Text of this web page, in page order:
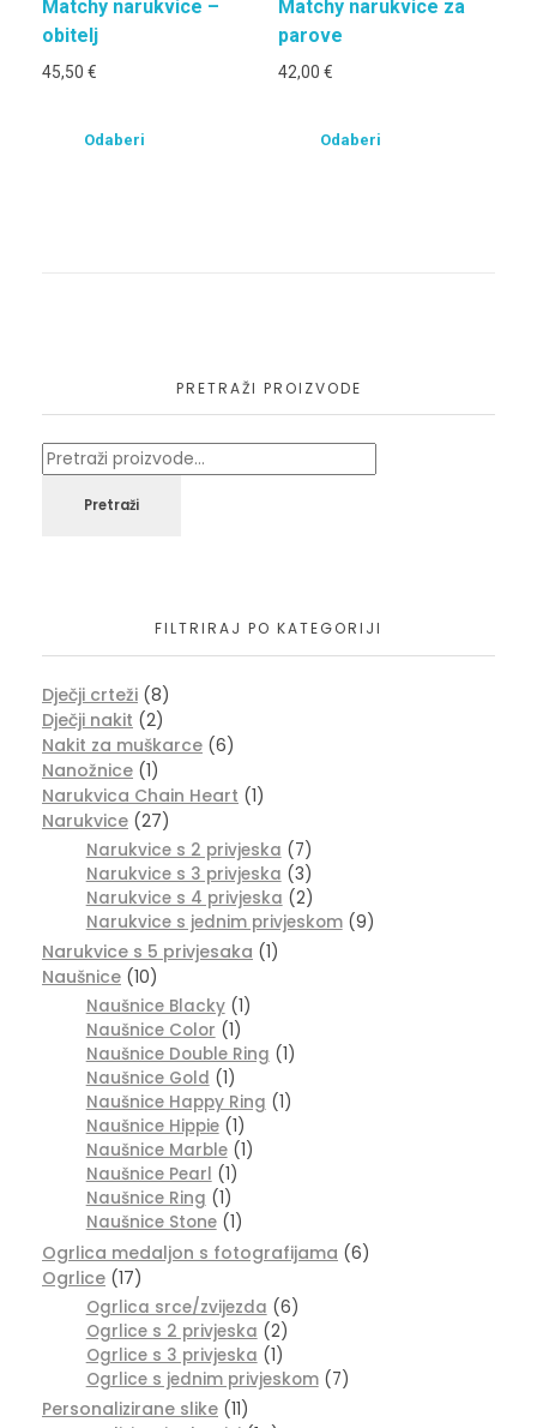
Matchy narukvice –
obitelj
45,50 €
Odaberi
Matchy narukvice za
parove
42,00 €
Odaberi
PRETRAŽI PROIZVODE
Pretraži
FILTRIRAJ PO KATEGORIJI
Dječji crteži (8)
Dječji nakit (2)
Nakit za muškarce (6)
Nanožnice (1)
Narukvica Chain Heart (1)
Narukvice (27)
Narukvice s 2 privjeska (7)
Narukvice s 3 privjeska (3)
Narukvice s 4 privjeska (2)
Narukvice s jednim privjeskom (9)
Narukvice s 5 privjesaka (1)
Naušnice (10)
Naušnice Blacky (1)
Naušnice Color (1)
Naušnice Double Ring (1)
Naušnice Gold (1)
Naušnice Happy Ring (1)
Naušnice Hippie (1)
Naušnice Marble (1)
Naušnice Pearl (1)
Naušnice Ring (1)
Naušnice Stone (1)
Ogrlica medaljon s fotografijama (6)
Ogrlice (17)
Ogrlica srce/zvijezda (6)
Ogrlice s 2 privjeska (2)
Ogrlice s 3 privjeska (1)
Ogrlice s jednim privjeskom (7)
Personalizirane slike (11)